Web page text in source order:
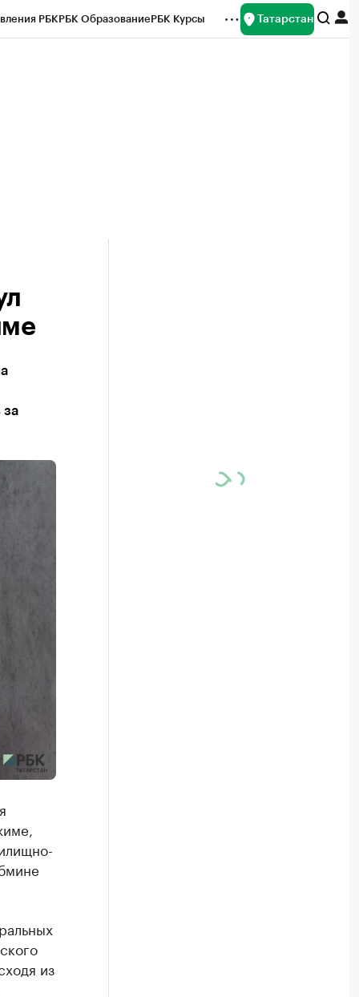
РБКРБК ОбразованиеРБК Курсы Татарстан
за
из